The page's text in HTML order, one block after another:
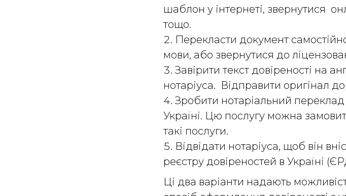
шаблон у інтернеті, звернутися
тощо.
Перекласти документ
мови, або звернутися до
Завірити текст довіреності на
нотаріуса. Відправити оригінал
Зробити нотаріальний
Україні. Цю послугу можна
такі послуги.
Відвідати нотаріуса, щоб він
реєстру довіреностей в Україні
Ці два варіанти надають